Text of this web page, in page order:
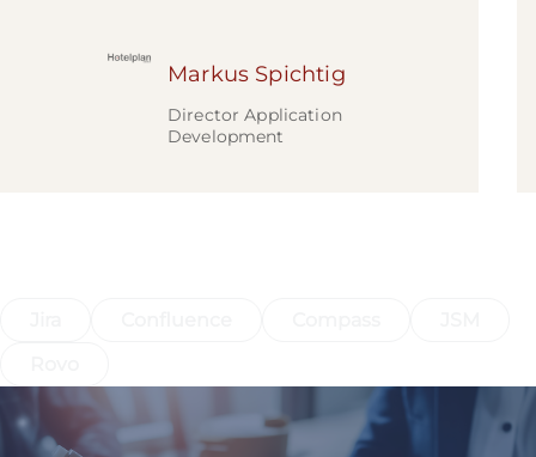
Markus Spichtig
Director Application
Development